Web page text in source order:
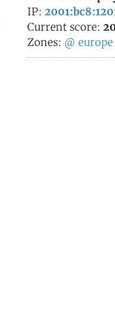
IP:
Current score:
Zones: @ europe